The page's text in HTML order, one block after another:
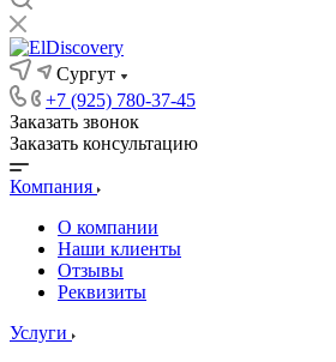
Сургут
+7 (925) 780-37-45
Заказать звонок
Заказать консультацию
Компания
О компании
Наши клиенты
Отзывы
Реквизиты
Услуги